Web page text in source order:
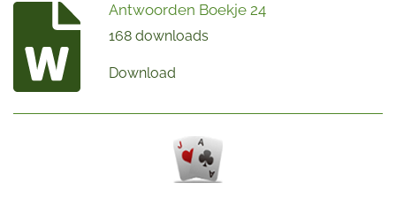
Antwoorden Boekje 24
168 downloads
Download